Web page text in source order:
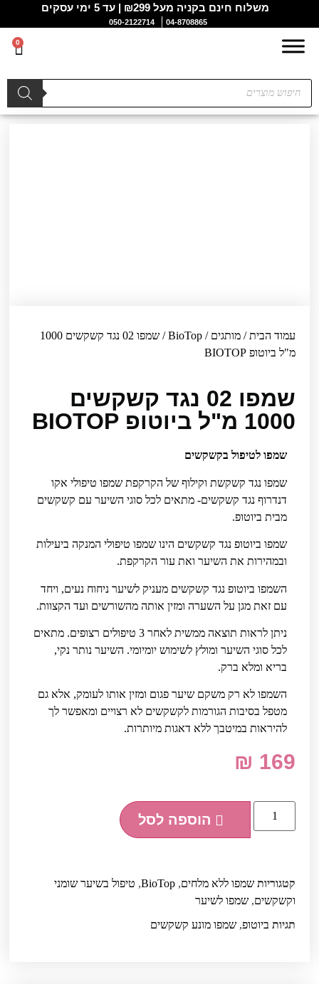
משלוח חינם בקניה מעל ₪299 | עד 5 ימי עסקים
04-8708865
050-2122714
0
עמוד הבית/מותגים/
BioTop
/ שמפו 02 נגד קשקשים 1000
מ"ל ביוטופ BIOTOP
שמפו 02 נגד קשקשים
1000 מ"ל ביוטופ BIOTOP
שמפו לטיפול בקשקשים
שמפו נגד קשקשת וקילוף של הקרקפת שמפו טיפולי אקו
דנדרוף נגד קשקשים- מתאים לכל סוגי השיער עם קשקשים
מבית ביוטופ.
שמפו ביוטופ נגד קשקשים הינו שמפו טיפולי המנקה ביעילות
ובמהירות את השיער ואת עור הקרקפת.
השמפו ביוטופ נגד קשקשים מעניק לשיער ניחוח נעים, ויחד
עם זאת מגן על השערה ומזין אותה מהשורשים ועד הקצוות.
ניתן לראות תוצאה ממשית לאחר 3 טיפולים רצופים. מתאים
לכל סוגי השיער ומולץ לשימוש יומיומי. השיער נותר נקי,
בריא ומלא ברק.
השמפו לא רק משקם שיער פגום ומזין אותו לעומק, אלא גם
מטפל בסיבות הגורמות לקשקשים לא רצויים ומאפשר לך
להיראות במיטבך ללא דאגות מיותרות.
₪ 169
הוספה לסל
קטגוריות שמפו ללא מלחים,
BioTop
, טיפול בשיער שומני
וקשקשים, שמפו לשיער
תגיות ביוטופ, שמפו מונע קשקשים